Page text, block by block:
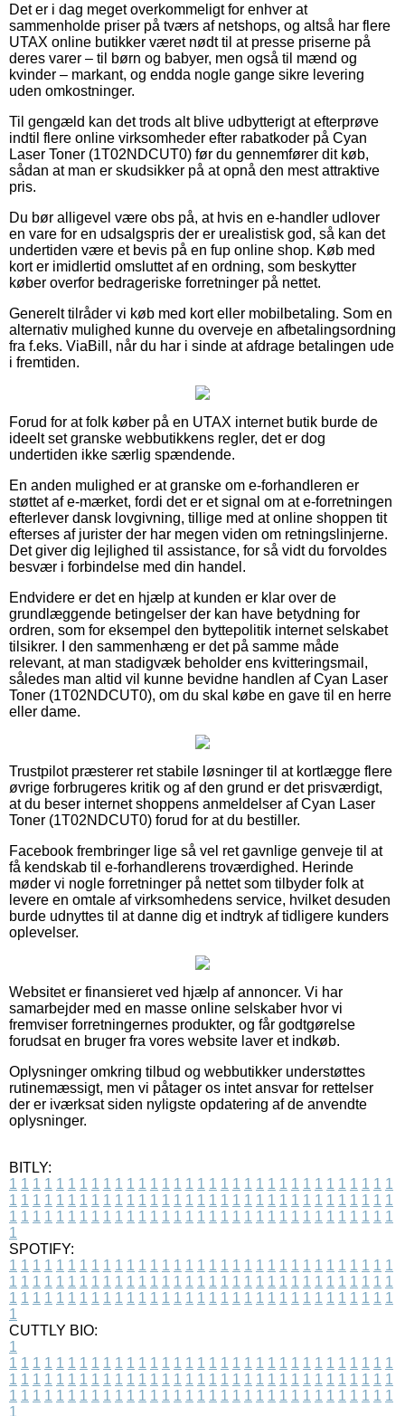
Det er i dag meget overkommeligt for enhver at
sammenholde priser på tværs af netshops, og altså har flere
UTAX online butikker været nødt til at presse priserne på
deres varer – til børn og babyer, men også til mænd og
kvinder – markant, og endda nogle gange sikre levering
uden omkostninger.
Til gengæld kan det trods alt blive udbytterigt at efterprøve
indtil flere online virksomheder efter rabatkoder på Cyan
Laser Toner (1T02NDCUT0) før du gennemfører dit køb,
sådan at man er skudsikker på at opnå den mest attraktive
pris.
Du bør alligevel være obs på, at hvis en e-handler udlover
en vare for en udsalgspris der er urealistisk god, så kan det
undertiden være et bevis på en fup online shop. Køb med
kort er imidlertid omsluttet af en ordning, som beskytter
køber overfor bedrageriske forretninger på nettet.
Generelt tilråder vi køb med kort eller mobilbetaling. Som en
alternativ mulighed kunne du overveje en afbetalingsordning
fra f.eks. ViaBill, når du har i sinde at afdrage betalingen ude
i fremtiden.
Forud for at folk køber på en UTAX internet butik burde de
ideelt set granske webbutikkens regler, det er dog
undertiden ikke særlig spændende.
En anden mulighed er at granske om e-forhandleren er
støttet af e-mærket, fordi det er et signal om at e-forretningen
efterlever dansk lovgivning, tillige med at online shoppen tit
efterses af jurister der har megen viden om retningslinjerne.
Det giver dig lejlighed til assistance, for så vidt du forvoldes
besvær i forbindelse med din handel.
Endvidere er det en hjælp at kunden er klar over de
grundlæggende betingelser der kan have betydning for
ordren, som for eksempel den byttepolitik internet selskabet
tilsikrer. I den sammenhæng er det på samme måde
relevant, at man stadigvæk beholder ens kvitteringsmail,
således man altid vil kunne bevidne handlen af Cyan Laser
Toner (1T02NDCUT0), om du skal købe en gave til en herre
eller dame.
Trustpilot præsterer ret stabile løsninger til at kortlægge flere
øvrige forbrugeres kritik og af den grund er det prisværdigt,
at du beser internet shoppens anmeldelser af Cyan Laser
Toner (1T02NDCUT0) forud for at du bestiller.
Facebook frembringer lige så vel ret gavnlige genveje til at
få kendskab til e-forhandlerens troværdighed. Herinde
møder vi nogle forretninger på nettet som tilbyder folk at
levere en omtale af virksomhedens service, hvilket desuden
burde udnyttes til at danne dig et indtryk af tidligere kunders
oplevelser.
Websitet er finansieret ved hjælp af annoncer. Vi har
samarbejder med en masse online selskaber hvor vi
fremviser forretningernes produkter, og får godtgørelse
forudsat en bruger fra vores website laver et indkøb.
Oplysninger omkring tilbud og webbutikker understøttes
rutinemæssigt, men vi påtager os intet ansvar for rettelser
der er iværksat siden nyligste opdatering af de anvendte
oplysninger.
BITLY:
1 1 1 1 1 1 1 1 1 1 1 1 1 1 1 1 1 1 1 1 1 1 1 1 1 1 1 1 1 1 1 1 1
1 1 1 1 1 1 1 1 1 1 1 1 1 1 1 1 1 1 1 1 1 1 1 1 1 1 1 1 1 1 1 1 1
1 1 1 1 1 1 1 1 1 1 1 1 1 1 1 1 1 1 1 1 1 1 1 1 1 1 1 1 1 1 1 1 1
1
SPOTIFY:
1 1 1 1 1 1 1 1 1 1 1 1 1 1 1 1 1 1 1 1 1 1 1 1 1 1 1 1 1 1 1 1 1
1 1 1 1 1 1 1 1 1 1 1 1 1 1 1 1 1 1 1 1 1 1 1 1 1 1 1 1 1 1 1 1 1
1 1 1 1 1 1 1 1 1 1 1 1 1 1 1 1 1 1 1 1 1 1 1 1 1 1 1 1 1 1 1 1 1
1
CUTTLY BIO:
1
1 1 1 1 1 1 1 1 1 1 1 1 1 1 1 1 1 1 1 1 1 1 1 1 1 1 1 1 1 1 1 1 1
1 1 1 1 1 1 1 1 1 1 1 1 1 1 1 1 1 1 1 1 1 1 1 1 1 1 1 1 1 1 1 1 1
1 1 1 1 1 1 1 1 1 1 1 1 1 1 1 1 1 1 1 1 1 1 1 1 1 1 1 1 1 1 1 1 1
1